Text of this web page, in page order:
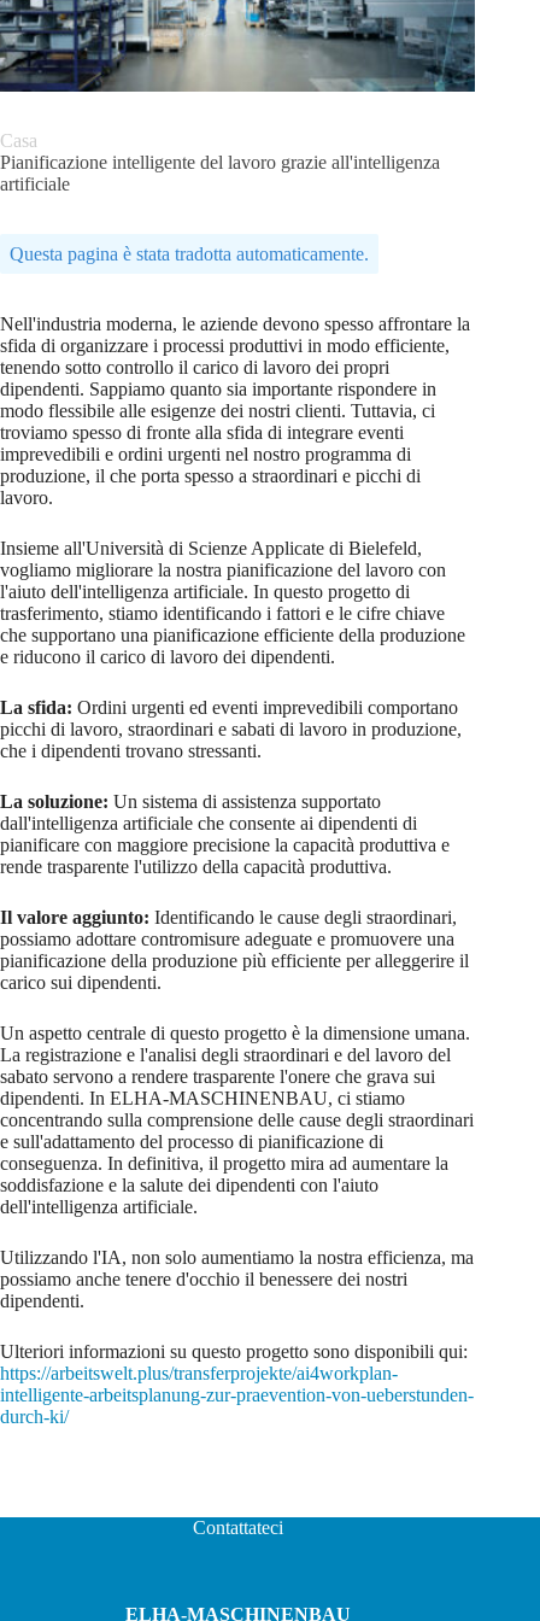
Casa
Pianificazione intelligente del lavoro grazie all'intelligenza
artificiale
Questa pagina è stata tradotta automaticamente.
Nell'industria moderna, le aziende devono spesso affrontare la
sfida di organizzare i processi produttivi in modo efficiente,
tenendo sotto controllo il carico di lavoro dei propri
dipendenti. Sappiamo quanto sia importante rispondere in
modo flessibile alle esigenze dei nostri clienti. Tuttavia, ci
troviamo spesso di fronte alla sfida di integrare eventi
imprevedibili e ordini urgenti nel nostro programma di
produzione, il che porta spesso a straordinari e picchi di
lavoro.
Insieme all'Università di Scienze Applicate di Bielefeld,
vogliamo migliorare la nostra pianificazione del lavoro con
l'aiuto dell'intelligenza artificiale. In questo progetto di
trasferimento, stiamo identificando i fattori e le cifre chiave
che supportano una pianificazione efficiente della produzione
e riducono il carico di lavoro dei dipendenti.
La sfida: Ordini urgenti ed eventi imprevedibili comportano
picchi di lavoro, straordinari e sabati di lavoro in produzione,
che i dipendenti trovano stressanti.
La soluzione: Un sistema di assistenza supportato
dall'intelligenza artificiale che consente ai dipendenti di
pianificare con maggiore precisione la capacità produttiva e
rende trasparente l'utilizzo della capacità produttiva.
Il valore aggiunto: Identificando le cause degli straordinari,
possiamo adottare contromisure adeguate e promuovere una
pianificazione della produzione più efficiente per alleggerire il
carico sui dipendenti.
Un aspetto centrale di questo progetto è la dimensione umana.
La registrazione e l'analisi degli straordinari e del lavoro del
sabato servono a rendere trasparente l'onere che grava sui
dipendenti. In ELHA-MASCHINENBAU, ci stiamo
concentrando sulla comprensione delle cause degli straordinari
e sull'adattamento del processo di pianificazione di
conseguenza. In definitiva, il progetto mira ad aumentare la
soddisfazione e la salute dei dipendenti con l'aiuto
dell'intelligenza artificiale.
Utilizzando l'IA, non solo aumentiamo la nostra efficienza, ma
possiamo anche tenere d'occhio il benessere dei nostri
dipendenti.
Ulteriori informazioni su questo progetto sono disponibili qui:
https://arbeitswelt.plus/transferprojekte/ai4workplan-
intelligente-arbeitsplanung-zur-praevention-von-ueberstunden-
durch-ki/
Contattateci
ELHA-MASCHINENBAU